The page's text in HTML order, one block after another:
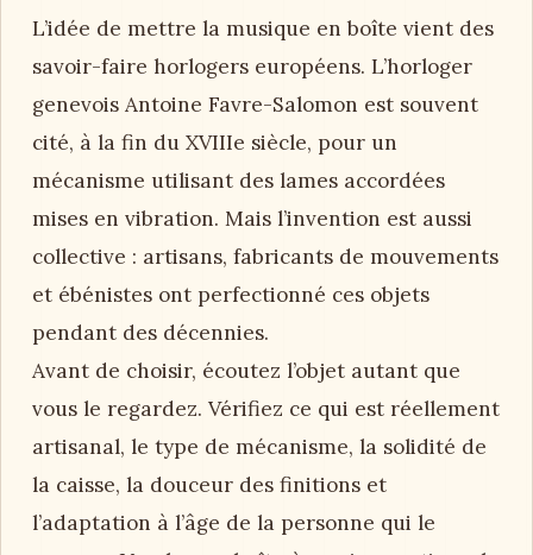
L’idée de mettre la musique en boîte vient des
savoir-faire horlogers européens. L’horloger
genevois Antoine Favre-Salomon est souvent
cité, à la fin du XVIIIe siècle, pour un
mécanisme utilisant des lames accordées
mises en vibration. Mais l’invention est aussi
collective : artisans, fabricants de mouvements
et ébénistes ont perfectionné ces objets
pendant des décennies.
Avant de choisir, écoutez l’objet autant que
vous le regardez. Vérifiez ce qui est réellement
artisanal, le type de mécanisme, la solidité de
la caisse, la douceur des finitions et
l’adaptation à l’âge de la personne qui le